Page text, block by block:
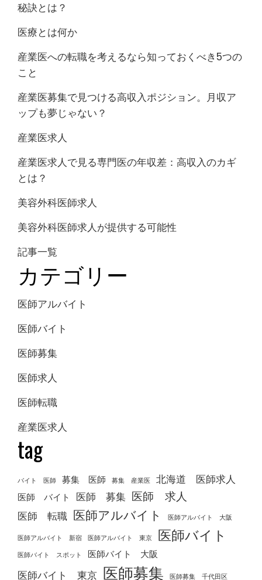
秘訣とは？
医療とは何か
産業医への転職を考えるなら知っておくべき5つの
こと
産業医募集で見つける高収入ポジション。月収ア
ップも夢じゃない？
産業医求人
産業医求人で見る専門医の年収差：高収入のカギ
とは？
美容外科医師求人
美容外科医師求人が提供する可能性
記事一覧
カテゴリー
医師アルバイト
医師バイト
医師募集
医師求人
医師転職
産業医求人
tag
バイト 医師 募集 医師 募集 産業医 北海道 医師求人
医師 バイト 医師 募集 医師 求人
医師 転職 医師アルバイト 医師アルバイト 大阪
医師アルバイト 新宿 医師アルバイト 東京 医師バイト
医師バイト スポット 医師バイト 大阪
医師バイト 東京 医師募集 医師募集 千代田区